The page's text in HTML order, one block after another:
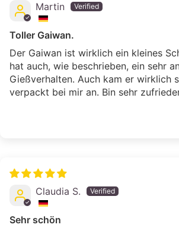
Martin
Toller Gaiwan.
Der Gaiwan ist wirklich ein kleines
hat auch, wie beschrieben, ein sehr
Gießverhalten. Auch kam er wirklich
verpackt bei mir an. Bin sehr
Claudia S.
Sehr schön